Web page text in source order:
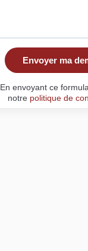
Envoyer ma
En envoyant ce
notre politique de